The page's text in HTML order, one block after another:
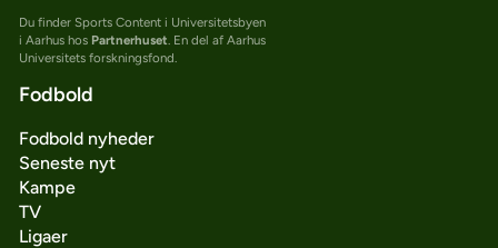
Du finder Sports Content i Universitetsbyen
i Aarhus hos Partnerhuset. En del af Aarhus
Universitets forskningsfond.
Fodbold
Fodbold nyheder
Seneste nyt
Kampe
TV
Ligaer